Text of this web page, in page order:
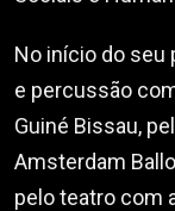
No início do
e percussão
Guiné Bissau,
Amsterdam
pelo teatro com